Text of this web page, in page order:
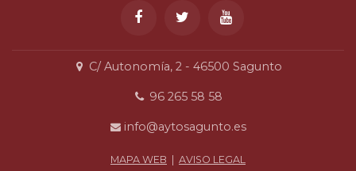
C/ Autonomía, 2 - 46500 Sagunto
96 265 58 58
info@aytosagunto.es
MAPA WEB | AVISO LEGAL